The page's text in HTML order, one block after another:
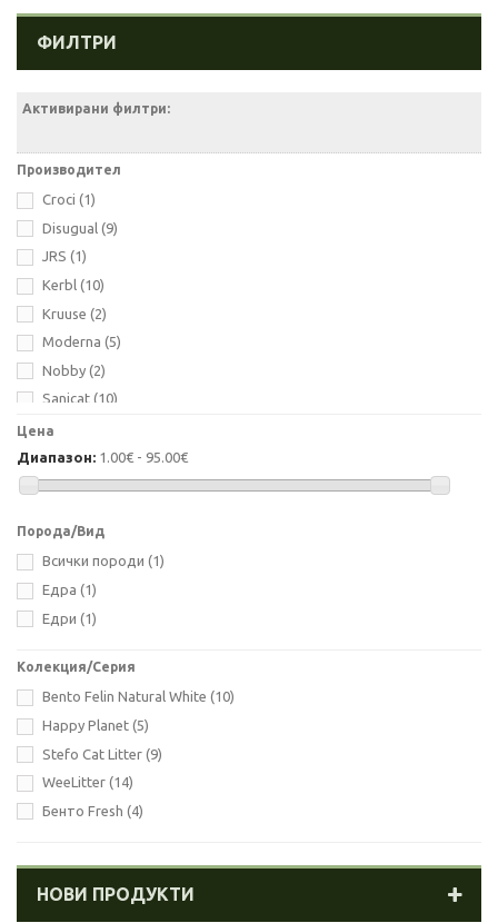
ФИЛТРИ
Активирани филтри:
Производител
Croci (1)
Disugual (9)
JRS (1)
Kerbl (10)
Kruuse (2)
Moderna (5)
Nobby (2)
Sanicat (10)
Savic
Stefanplast(2)
Stefo Pet България(9)
Valenger
West Global(1)
КШП (1)
Цена
Диапазон: 1.00€ - 95.00€
Порода/Вид
Всички породи (1)
Едра (1)
Едри (1)
Колекция/Серия
Bento Felin Natural White (10)
Happy Planet (5)
Stefo Cat Litter (9)
WeeLitter (14)
Бенто Fresh (4)
НОВИ ПРОДУКТИ